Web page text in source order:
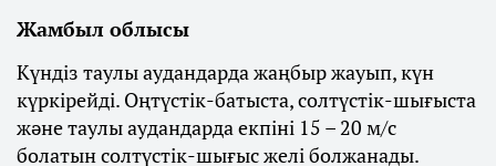
Жамбыл облысы
Күндіз таулы аудандарда жаңбыр жауып, күн
күркірейді. Оңтүстік-батыста, солтүстік-шығыста
және таулы аудандарда екпіні 15 – 20 м/с
болатын солтүстік-шығыс желі болжанады.